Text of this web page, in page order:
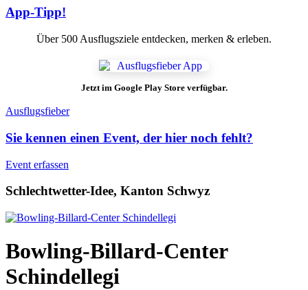
App-Tipp!
Über 500 Ausflugsziele entdecken, merken & erleben.
Jetzt im Google Play Store verfügbar.
Ausflugsfieber
Sie kennen einen Event, der hier noch fehlt?
Event erfassen
Schlechtwetter-Idee, Kanton Schwyz
Bowling-Billard-Center
Schindellegi